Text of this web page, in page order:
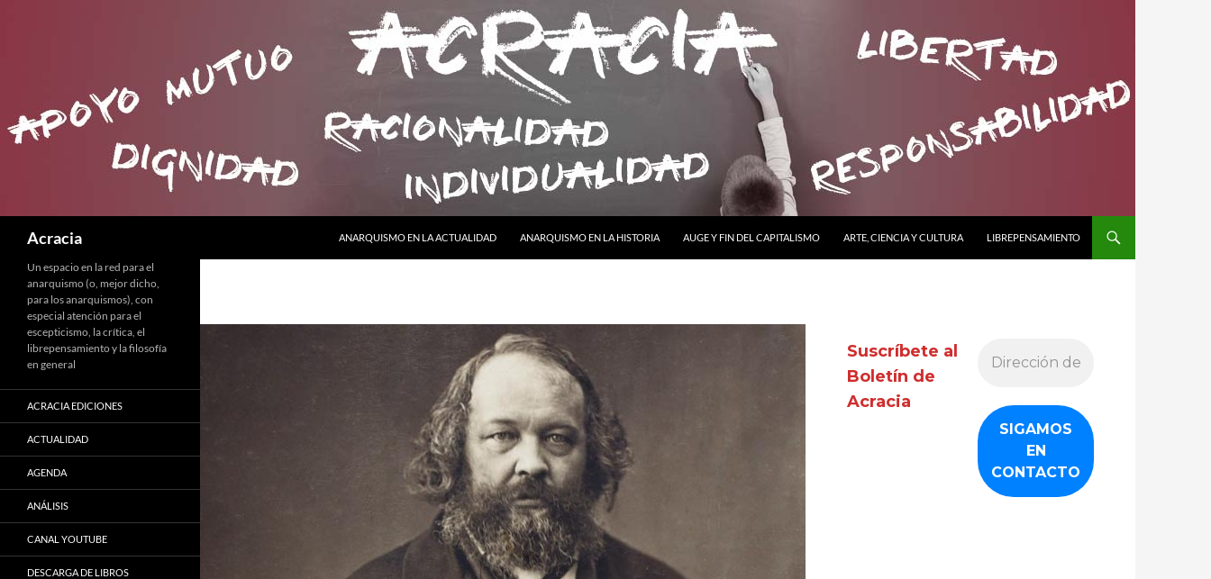
Acracia
ANARQUISMO EN LA ACTUALIDAD
ANARQUISMO EN LA HISTORIA AUGE Y FIN DEL CAPITALISMO ARTE, CIENCIA Y CULTURA LIBREPENSAMIENTO
Suscríbete al
Boletín de
Acracia
Un espacio en la red para el
anarquismo (o, mejor dicho,
para los anarquismos), con
especial atención para el
escepticismo, la crítica, el
librepensamiento y la filosofía
en general
ACRACIA EDICIONES
ACTUALIDAD
AGENDA
ANÁLISIS
CANAL YOUTUBE
DESCARGA DE LIBROS